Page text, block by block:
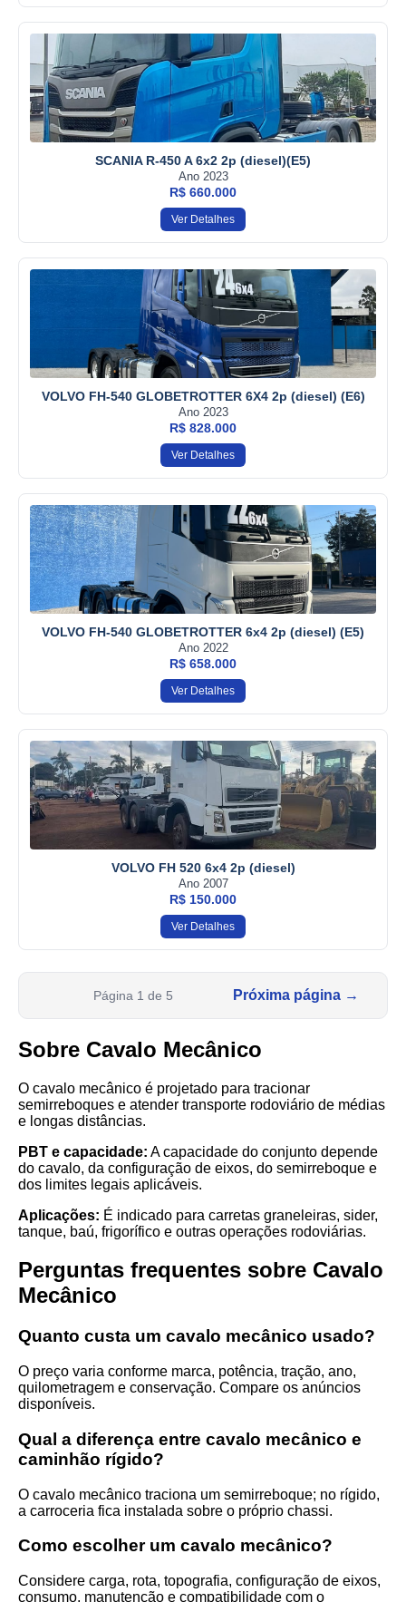
SCANIA R-450 A 6x2 2p (diesel)(E5)
Ano 2023
R$ 660.000
Ver Detalhes
VOLVO FH-540 GLOBETROTTER 6X4 2p (diesel) (E6)
Ano 2023
R$ 828.000
Ver Detalhes
VOLVO FH-540 GLOBETROTTER 6x4 2p (diesel) (E5)
Ano 2022
R$ 658.000
Ver Detalhes
VOLVO FH 520 6x4 2p (diesel)
Ano 2007
R$ 150.000
Ver Detalhes
Página 1 de 5 Próxima página →
Sobre Cavalo Mecânico
O cavalo mecânico é projetado para tracionar
semirreboques e atender transporte rodoviário de médias
e longas distâncias.
PBT e capacidade: A capacidade do conjunto depende
do cavalo, da configuração de eixos, do semirreboque e
dos limites legais aplicáveis.
Aplicações: É indicado para carretas graneleiras, sider,
tanque, baú, frigorífico e outras operações rodoviárias.
Perguntas frequentes sobre Cavalo
Mecânico
Quanto custa um cavalo mecânico usado?
O preço varia conforme marca, potência, tração, ano,
quilometragem e conservação. Compare os anúncios
disponíveis.
Qual a diferença entre cavalo mecânico e
caminhão rígido?
O cavalo mecânico traciona um semirreboque; no rígido,
a carroceria fica instalada sobre o próprio chassi.
Como escolher um cavalo mecânico?
Considere carga, rota, topografia, configuração de eixos,
consumo, manutenção e compatibilidade com o